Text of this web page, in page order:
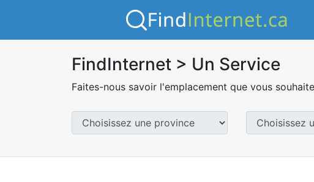
FindInternet > Un Service
Faites-nous savoir l'emplacement que vous